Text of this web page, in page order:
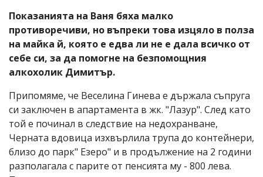
Показанията на Ваня бяха малко
противоречиви, но въпреки това изцяло в полза
на майка й, която е едва ли не е дала всичко от
себе си, за да помогне на безпомощния
алкохолик Димитър.
Припомяме, че Веселина Гинева е държала съпруга
си заключен в апартамента в жк. "Лазур". След като
той е починал в следствие на недохранване,
Черната вдовица изхвърлила трупа до контейнери,
близо до парк" Езеро" и в продължение на 2 години
разполагала с парите от пенсията му - 800 лева.